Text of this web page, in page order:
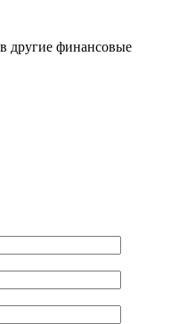
в другие финансовые